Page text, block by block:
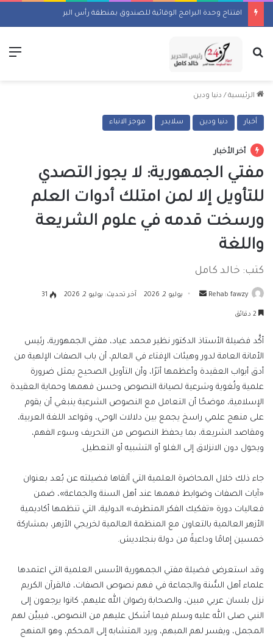
افتتاح وحدة البرامج الوقائية للصندوق بمنطقة رأس البر
بحث عن
الرئيسية / دنيا ودين
أخبار دنيا ودين سلايدر موجز الانباء
أخر الأخبار
مفتي الجمهورية: لا يجوز التصدي
للتأويل إلا لمن امتلك أدوات العلم
ورسخت قدمه في علوم الشريعة
واللغة
كتب: خالد كامل
Rehab fawzy
أرسل يوليو 2, 2026 آخر تحديث: يوليو 2, 2026 31
أكَّد فضيلة الأستاذ الدكتور نظير محمد عياد، مفتي الجمهورية، رئيس
الأمانة العامة لدور وهيئات الإفتاء في العالم، أن باب الصفات الإلهية من
أدق أبواب العقيدة وأعظمها أثرًا، وأن التأويل الصحيح يمثل ضرورة
علمية ولُغوية وشرعية لصيانة النصوص وحسن فهمها وحماية العقيدة
الإسلامية، موضحًا أن التعامل مع النصوص الشرعية ينبغي أن يقوم
على منهج علمي راسخ يجمع بين دلالات الوحي، وقواعد اللغة العربية،
ومقاصد الشريعة، بما يحفظ النصوص من التحريف وسوء الفهم،
ويحول دون الانزلاق إلى الغلو أو التشبيه أو التعطيل.
جاء ذلك خلال المحاضرة العلمية التي ألقاها فضيلته عن بُعد بعنوان
«آيات الصفات وضوابط فهمها عند أهل السنة والجماعة»، ضمن
فعاليات دورة «تفكيك الفكر المتطرف» الدولية، التي تنظمها أكاديمية
الأزهر العالمية بالتعاون مع المنظمة العالمية لخريجي الأزهر، بمشاركة
خمسين إمامًا وداعيةً من دولة بنجلاديش.
وقد استعرض فضيلة مفتي الجمهورية الأسس العلمية التي اعتمدها
علماء أهل السُّنة والجماعة في فهم نصوص الصفات، فالقرآن الكريم
نزل بلسان عربي مبين، والصحابة رضوان الله عليهم، كانوا يرجعون إلى
النبي صلى الله عليه وسلم فيما أشكل عليهم من النصوص، فيبيِّن لهم
المجمل، ويفسر لهم المبهم، ويرد المتشابه إلى المحكم، وهو المنهج